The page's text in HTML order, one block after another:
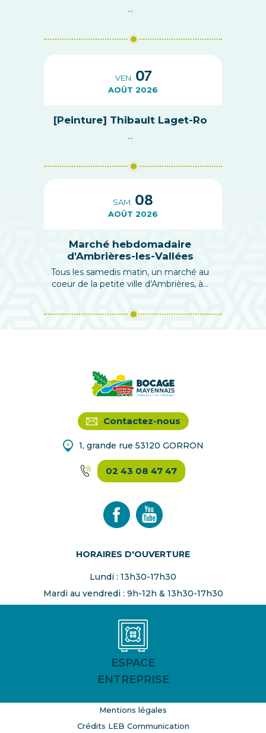
...
VEN. 07
AOÛT 2026
[Peinture] Thibault Laget-Ro
...
SAM. 08
AOÛT 2026
Marché hebdomadaire
d'Ambrières-les-Vallées
Tous les samedis matin, un marché au
coeur de la petite ville d'Ambrières, à...
Contactez-nous
1, grande rue 53120 GORRON
02 43 08 47 47
HORAIRES D'OUVERTURE
Lundi : 13h30-17h30
Mardi au vendredi : 9h-12h & 13h30-17h30
ESPACE
ENTREPRISE
Mentions légales
Crédits LEB Communication